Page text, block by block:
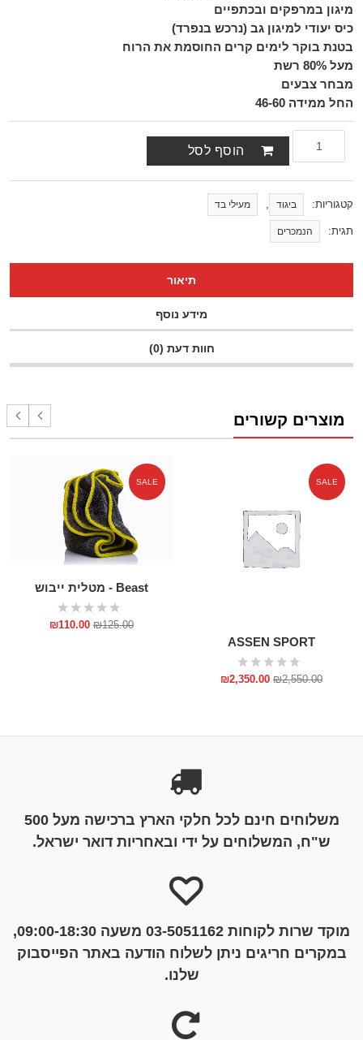
מיגון במרפקים ובכתפיים
כיס יעודי למיגון גב (נרכש בנפרד)
בטנת בוקר לימים קרים החוסמת את הרוח
מעל 80% רשת
מבחר צבעים
החל ממידה 46-60
הוסף לסל
קטגוריות: ביגוד , מעילי בד
תגית: הנמכרים
תיאור
מידע נוסף
חוות דעת (0)
מוצרים קשורים
SALE
ASSEN SPORT
₪2,550.00
₪2,350.00
SALE
Beast - מטלית ייבוש
₪125.00
₪110.00
משלוחים חינם לכל חלקי הארץ ברכישה מעל 500
ש"ח, המשלוחים על ידי ובאחריות דואר ישראל.
מוקד שרות לקוחות 03-5051162 משעה 09:00-18:30,
במקרים חריגים ניתן לשלוח הודעה באתר הפייסבוק
שלנו.